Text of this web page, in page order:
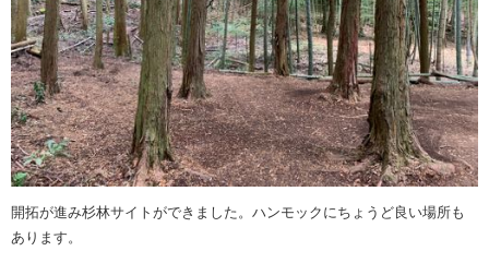
開拓が進み杉林サイトができました。ハンモックにちょうど良い場所も
あります。